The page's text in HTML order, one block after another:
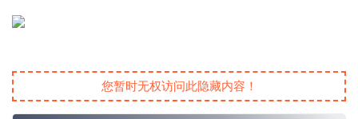
您暂时无权访问此隐藏内容！